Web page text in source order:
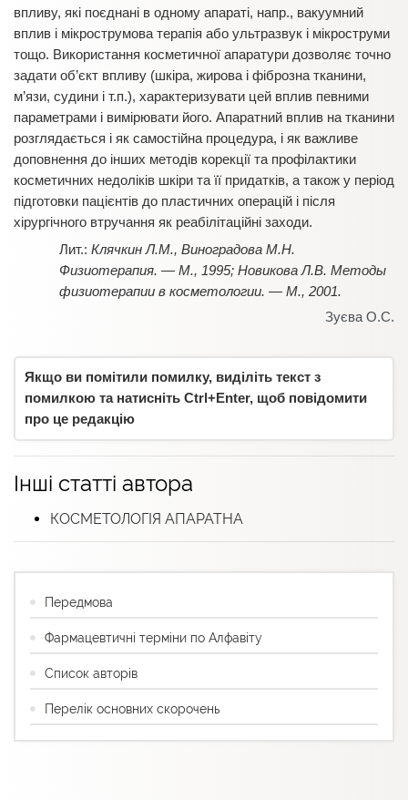
впливу, які поєднані в одному апараті, напр., вакуумний
вплив і мікрострумова терапія або ультразвук і мікроструми
тощо. Використання косметичної апаратури дозволяє точно
задати об’єкт впливу (шкіра, жирова і фіброзна тканини,
м’язи, судини і т.п.), характеризувати цей вплив певними
параметрами і вимірювати його. Апаратний вплив на тканини
розглядається і як самостійна процедура, і як важливе
доповнення до інших методів корекції та профілактики
косметичних недоліків шкіри та її придатків, а також у період
підготовки пацієнтів до пластичних операцій і після
хірургічного втручання як реабілітаційні заходи.
Клячкин Л.М., Виноградова М.Н.
Физиотерапия. — М., 1995; Новикова Л.В. Методы
физиотерапии в косметологии. — М., 2001.
Зуєва О.С.
Якщо ви помітили помилку, виділіть текст з
помилкою та натисніть Ctrl+Enter, щоб повідомити
про це редакцію
Інші статті автора
КОСМЕТОЛОГІЯ АПАРАТНА
Передмова
Фармацевтичні терміни по Алфавіту
Список авторів
Перелік основних скорочень